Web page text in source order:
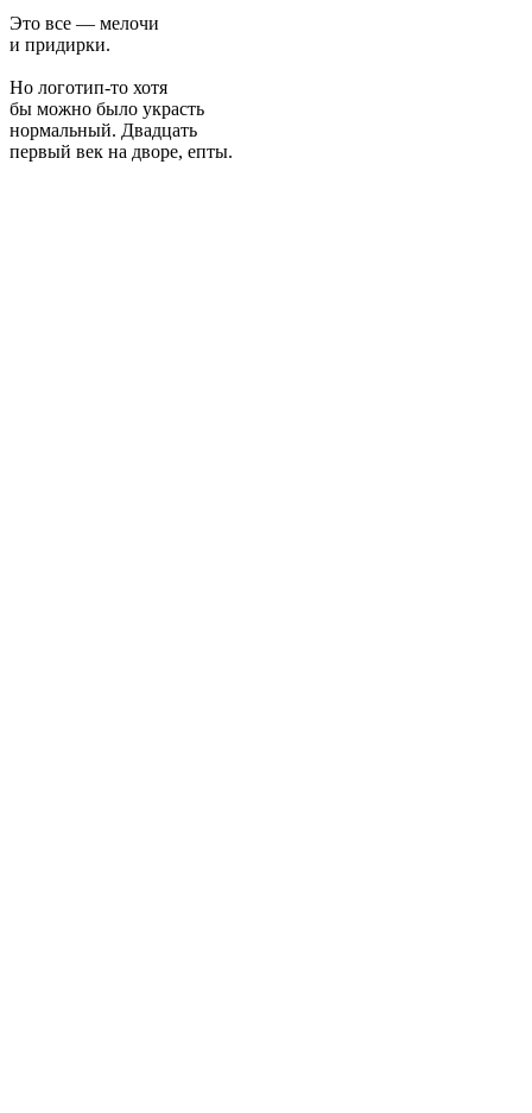
Это все — мелочи
и придирки.
Но логотип-то хотя
бы можно было украсть
нормальный. Двадцать
первый век на дворе, епты.